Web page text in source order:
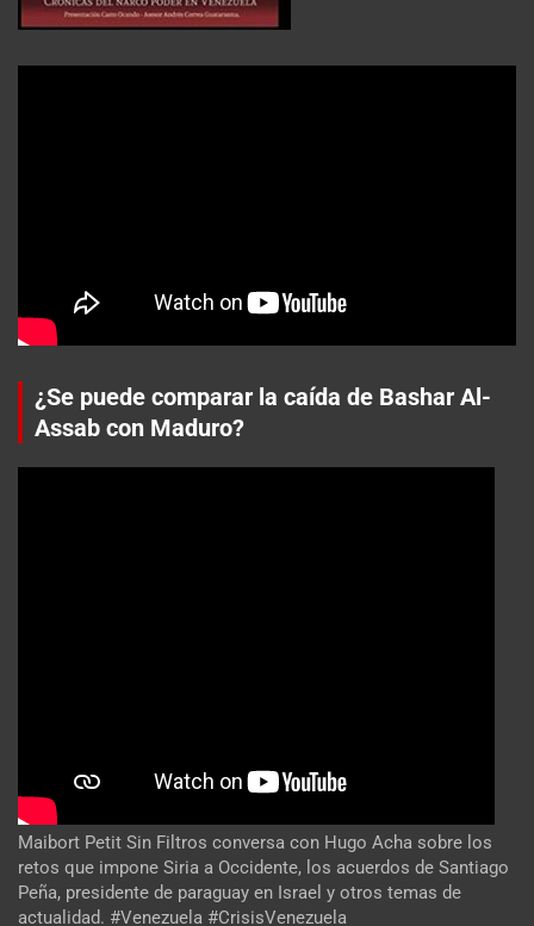
¿Se puede comparar la caída de Bashar Al-
Assab con Maduro?
Maibort Petit Sin Filtros conversa con Hugo Acha sobre los
retos que impone Siria a Occidente, los acuerdos de Santiago
Peña, presidente de paraguay en Israel y otros temas de
actualidad. #Venezuela #CrisisVenezuela